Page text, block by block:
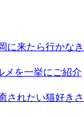
に来たら行かなき
メを一挙にご紹介
されたい猫好きさ